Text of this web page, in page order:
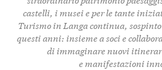
castelli, i museie per le tante
Turismo in Langa continua,
questi anni: insieme a soci e
di immaginare nuovi
e manifestazioni